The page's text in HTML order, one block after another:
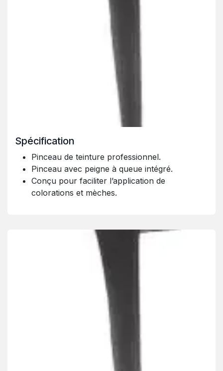
Spécification
Pinceau de teinture professionnel.
Pinceau avec peigne à queue intégré.
Conçu pour faciliter l’application de
colorations et mèches.